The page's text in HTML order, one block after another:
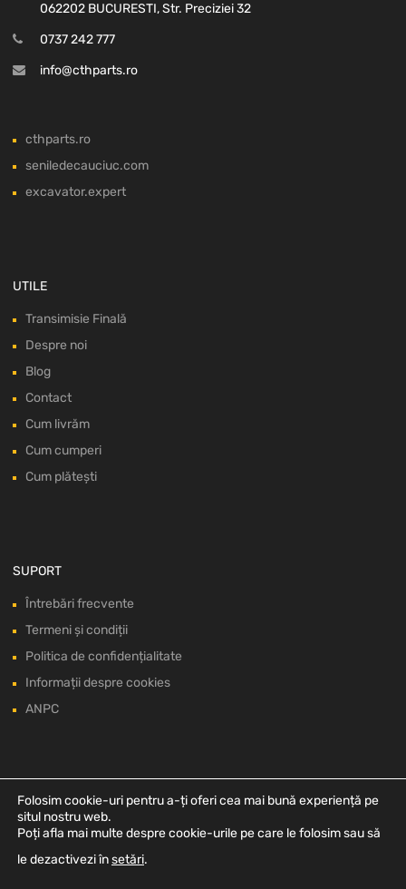
062202 BUCURESTI, Str. Preciziei 32
0737 242 777
info@cthparts.ro
cthparts.ro
seniledecauciuc.com
excavator.expert
UTILE
Transimisie Finală
Despre noi
Blog
Contact
Cum livrăm
Cum cumperi
Cum plătești
SUPORT
Întrebări frecvente
Termeni și condiții
Politica de confidențialitate
Informații despre cookies
ANPC
Folosim cookie-uri pentru a-ți oferi cea mai bună experiență pe
situl nostru web.
Poți afla mai multe despre cookie-urile pe care le folosim sau să
le dezactivezi însetări.